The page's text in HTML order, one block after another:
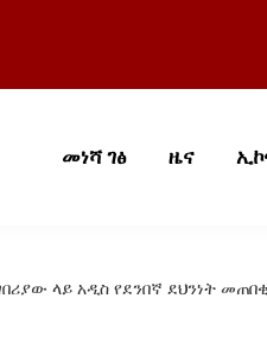
መነሻ ገፅ ዜና
ላይ አዲስ የደንበኛ ደህንነት